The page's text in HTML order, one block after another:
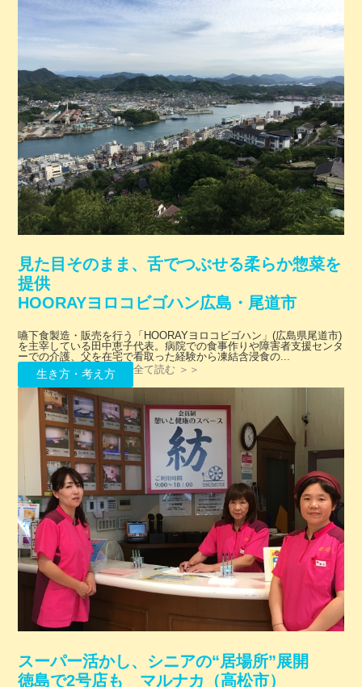
見た目そのまま、舌でつぶせる柔らか惣菜を
提供
HOORAYヨロコビゴハン広島・尾道市
嚥下食製造・販売を行う「HOORAYヨロコビゴハン」(広島県尾道市)
を主宰している田中恵子代表。病院での食事作りや障害者支援センタ
ーでの介護、父を在宅で看取った経験から凍結含浸食の...
生き方・考え方 全て読む ＞＞
スーパー活かし、シニアの“居場所”展開
徳島で2号店も マルナカ（高松市）